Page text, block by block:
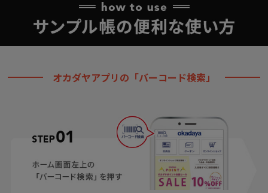
オカダヤアプリの「バーコード検索」